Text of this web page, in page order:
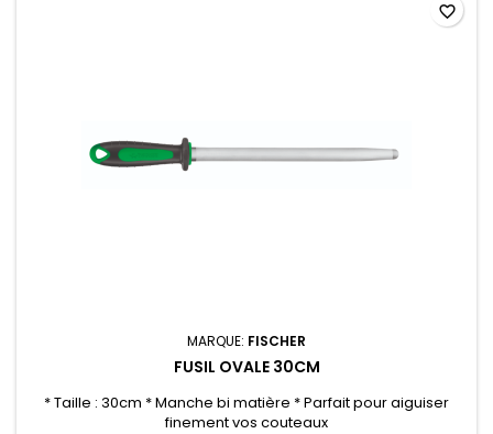
MARQUE: FISCHER
FUSIL OVALE 30CM
* Taille : 30cm * Manche bi matière * Parfait pour aiguiser
finement vos couteaux
favorite_border